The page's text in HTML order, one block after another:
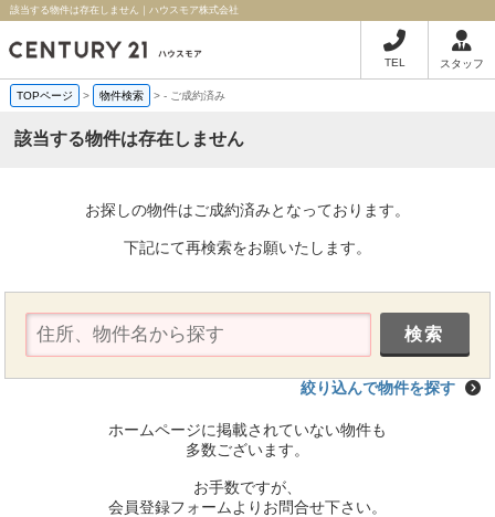
該当する物件は存在しません｜ハウスモア株式会社
TEL スタッフ
TOPページ > 物件検索 >- ご成約済み
該当する物件は存在しません
お探しの物件はご成約済みとなっております。
下記にて再検索をお願いたします。
絞り込んで物件を探す
ホームページに掲載されていない物件も
多数ございます。
お手数ですが、
会員登録フォームよりお問合せ下さい。